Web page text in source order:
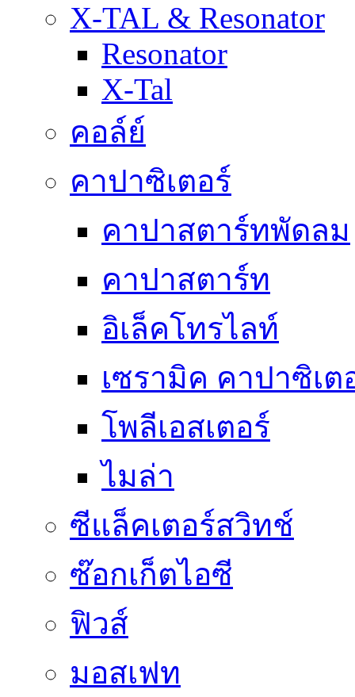
X-TAL & Resonator
Resonator
X-Tal
คอล์ย์
คาปาซิเตอร์
คาปาสตาร์ทพัดลม
คาปาสตาร์ท
อิเล็คโทรไลท์
เซรามิค คาปาซิเต
โพลีเอสเตอร์
ไมล่า
ซีแล็คเตอร์สวิทช์
ซ๊อกเก็ตไอซี
ฟิวส์
มอสเฟท